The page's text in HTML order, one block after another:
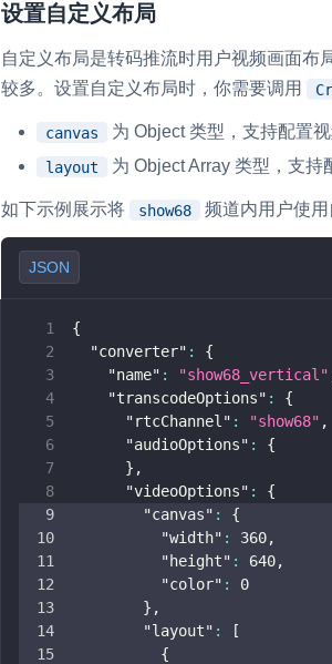
全球化的即时聊天云服务。
融合 CDN 直播
对接国内外多家 CDN 供应商，提供一个整
体播放体验最佳的 CDN 直播方案
设置自定义布局
自定义布局是转码推流时用户视频画面布
较多。设置自定义布局时，你需要调用
canvas 为 Object 类型，支持配置视
layout 为 Object Array 类型，支持
如下示例展示将 show68 频道内用户使
JSON
{
"converter" :
{
"name" : "show68_vertical"
"transcodeOptions" :
{
"rtcChannel" : "show68" ,
"audioOptions" :
{
} ,
"videoOptions" :
{
"canvas" :
{
"width" : 360,
"height" : 640,
"color" :
0
} ,
"layout" :
[
{